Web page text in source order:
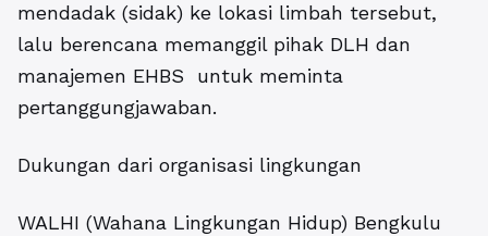
mendadak (sidak) ke lokasi limbah tersebut,
lalu berencana memanggil pihak DLH dan
manajemen EHBS untuk meminta
pertanggungjawaban.
Dukungan dari organisasi lingkungan
WALHI (Wahana Lingkungan Hidup) Bengkulu